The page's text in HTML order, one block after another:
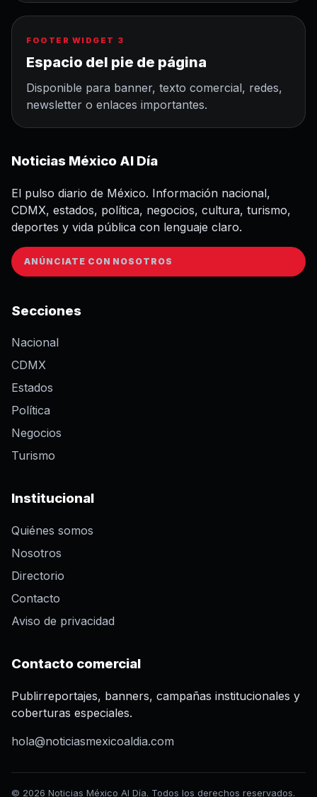
FOOTER WIDGET 3
Espacio del pie de página
Disponible para banner, texto comercial, redes,
newsletter o enlaces importantes.
Noticias México Al Día
El pulso diario de México. Información nacional,
CDMX, estados, política, negocios, cultura, turismo,
deportes y vida pública con lenguaje claro.
ANÚNCIATE CON NOSOTROS
Secciones
Nacional
CDMX
Estados
Política
Negocios
Turismo
Institucional
Quiénes somos
Nosotros
Directorio
Contacto
Aviso de privacidad
Contacto comercial
Publirreportajes, banners, campañas institucionales y
coberturas especiales.
hola@noticiasmexicoaldia.com
© 2026 Noticias México Al Día. Todos los derechos reservados.